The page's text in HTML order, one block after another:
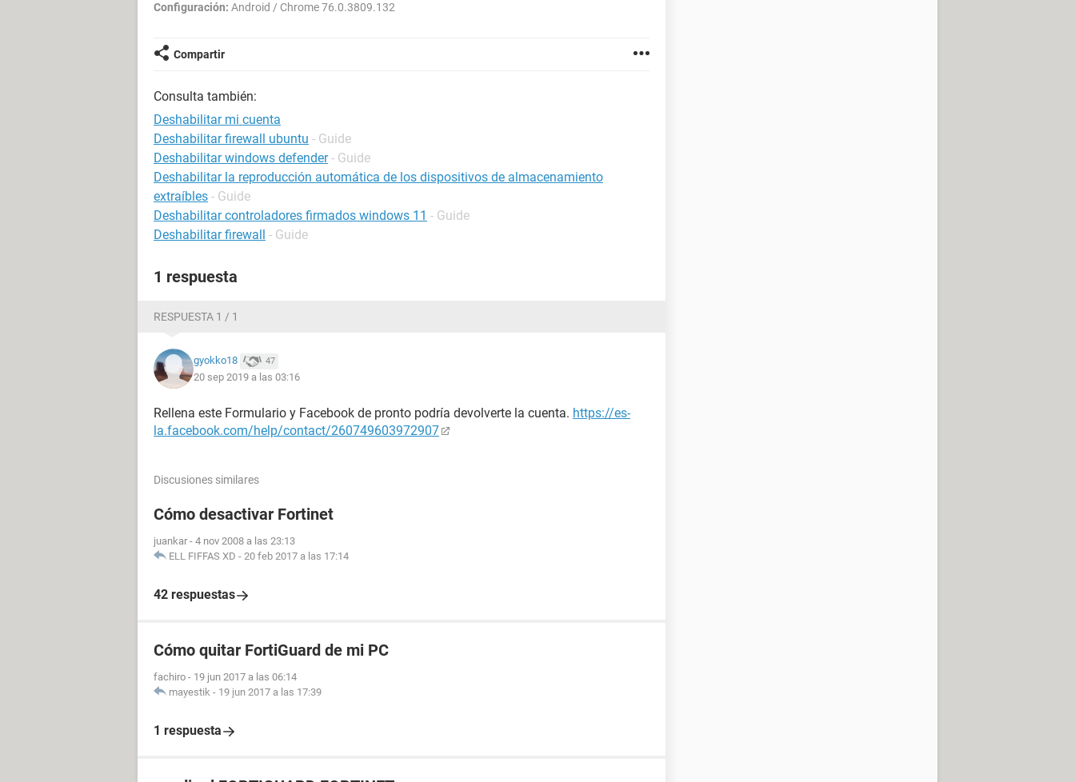
Configuración: Android / Chrome 76.0.3809.132
Compartir
Consulta también:
Deshabilitar mi cuenta
Deshabilitar firewall ubuntu - Guide
Deshabilitar windows defender - Guide
Deshabilitar la reproducción automática de los dispositivos de almacenamiento
extraíbles - Guide
Deshabilitar controladores firmados windows 11 - Guide
Deshabilitar firewall - Guide
1 respuesta
RESPUESTA 1 / 1
gyokko18 47
20 sep 2019 a las 03:16
Rellena este Formulario y Facebook de pronto podría devolverte la cuenta. https://es-
la.facebook.com/help/contact/260749603972907
Discusiones similares
Cómo desactivar Fortinet
juankar - 4 nov 2008 a las 23:13
ELL FIFFAS XD - 20 feb 2017 a las 17:14
42 respuestas
Cómo quitar FortiGuard de mi PC
fachiro - 19 jun 2017 a las 06:14
mayestik - 19 jun 2017 a las 17:39
1 respuesta